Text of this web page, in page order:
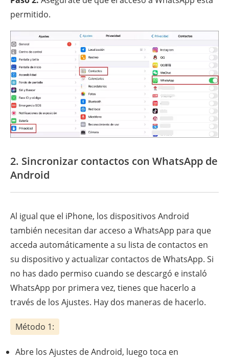
permitido.
2. Sincronizar contactos con WhatsApp de
Android
Al igual que el iPhone, los dispositivos Android
también necesitan dar acceso a WhatsApp para que
acceda automáticamente a su lista de contactos en
su dispositivo y actualizar contactos de WhatsApp. Si
no has dado permiso cuando se descargó e instaló
WhatsApp por primera vez, tienes que hacerlo a
través de los Ajustes. Hay dos maneras de hacerlo.
Método 1:
Abre los Ajustes de Android, luego toca en